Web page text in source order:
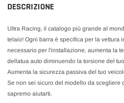
DESCRIZIONE
Ultra Racing, il catalogo più grande al
telaio! Ogni barra è specifica per la vettura
necessario per l'installazione, aumenta la
dellatua auto diminuendo la torsione del
Aumenta la sicurezza passiva del tuo
Se non sei sicuro del modello da scegliere
sapremo aiutarti.